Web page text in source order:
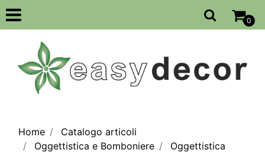
Open
0
Home
Catalogo articoli
Oggettistica e Bomboniere
Oggettistica